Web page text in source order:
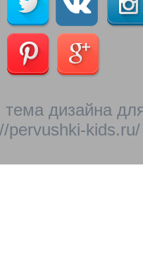
дизайна
pervushki-kids.ru/